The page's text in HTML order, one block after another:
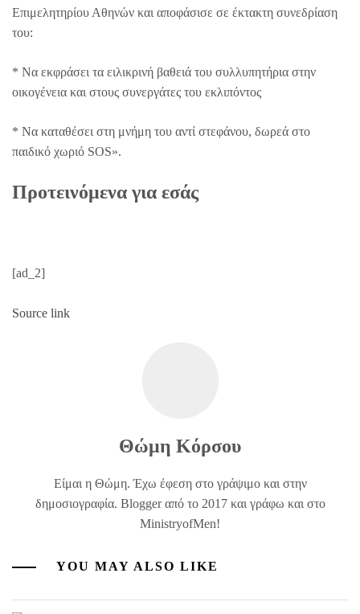
Επιμελητηρίου Αθηνών και αποφάσισε σε έκτακτη συνεδρίαση
του:
* Να εκφράσει τα ειλικρινή βαθειά του συλλυπητήρια στην
οικογένεια και στους συνεργάτες του εκλιπόντος
* Να καταθέσει στη μνήμη του αντί στεφάνου, δωρεά στο
παιδικό χωριό SOS».
Προτεινόμενα για εσάς
[ad_2]
Source link
Θώμη Κόρσου
Είμαι η Θώμη. Έχω έφεση στο γράψιμο και στην
δημοσιογραφία. Blogger από το 2017 και γράφω και στο
MinistryofMen!
YOU MAY ALSO LIKE